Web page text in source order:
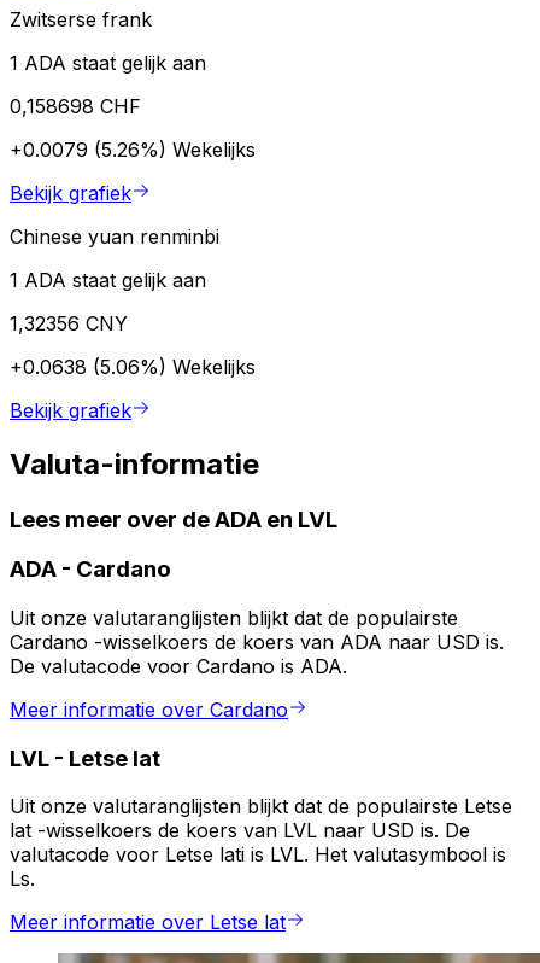
Zwitserse frank
1 ADA staat gelijk aan
0,158698 CHF
+0.0079 (5.26%) Wekelijks
Bekijk grafiek
Chinese yuan renminbi
1 ADA staat gelijk aan
1,32356 CNY
+0.0638 (5.06%) Wekelijks
Bekijk grafiek
Valuta-informatie
Lees meer over de ADA en LVL
ADA - Cardano
Uit onze valutaranglijsten blijkt dat de populairste
Cardano -wisselkoers de koers van ADA naar USD is.
De valutacode voor Cardano is ADA.
Meer informatie over Cardano
LVL - Letse lat
Uit onze valutaranglijsten blijkt dat de populairste Letse
lat -wisselkoers de koers van LVL naar USD is. De
valutacode voor Letse lati is LVL. Het valutasymbool is
Ls.
Meer informatie over Letse lat